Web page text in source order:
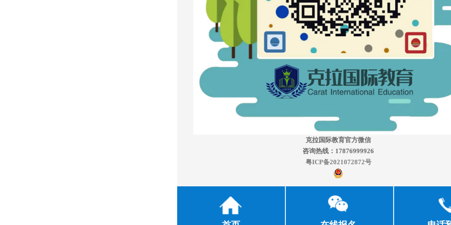
克拉国际教育官方微信
咨询热线：17876999926
粤ICP备2021072872号